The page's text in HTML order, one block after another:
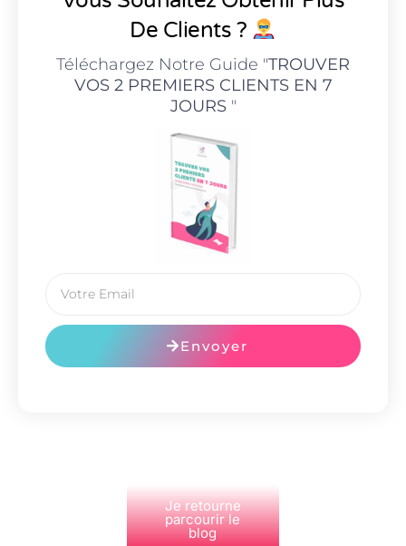
De Clients ?
Téléchargez Notre Guide "TROUVER
VOS 2 PREMIERS CLIENTS EN 7
JOURS"
Envoyer
Je retourne
parcourir le
blog